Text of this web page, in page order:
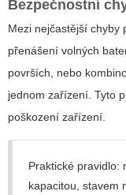
Bezpečnostní
Mezi nejčastější chyby
přenášení volných
površích, nebo
jednom zařízení. Tyto
poškození zařízení.
Praktické pravidlo:
kapacitou, stavem